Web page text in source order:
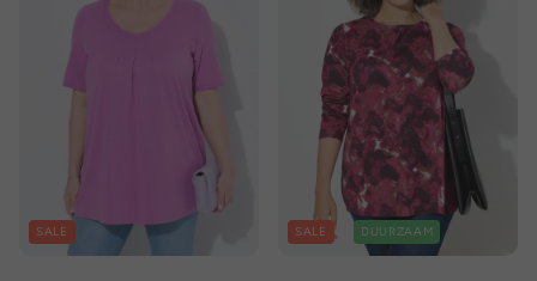
SALE SALE DUURZAAM